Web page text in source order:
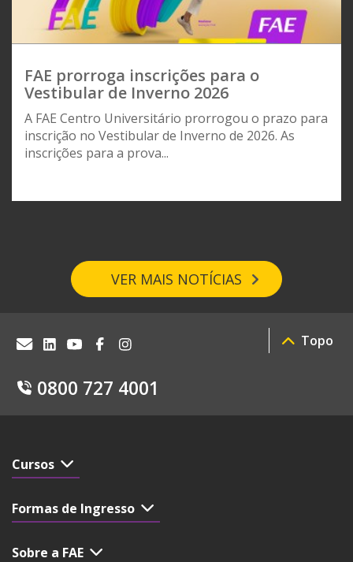
FAE prorroga inscrições para o
Vestibular de Inverno 2026
A FAE Centro Universitário prorrogou o prazo para
inscrição no Vestibular de Inverno de 2026. As
inscrições para a prova...
VER MAIS NOTÍCIAS
0800 727 4001
Topo
Cursos
Formas de Ingresso
Sobre a FAE